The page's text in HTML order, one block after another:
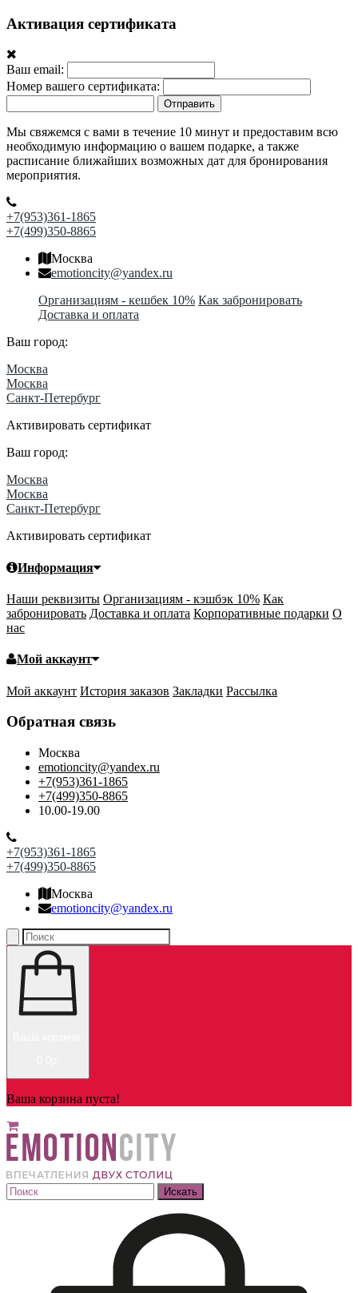
Активация сертификата
Ваш email:
Номер вашего сертификата:
Отправить
Мы свяжемся с вами в течение 10 минут и предоставим всю
необходимую информацию о вашем подарке, а также
расписание ближайших возможных дат для бронирования
мероприятия.
+7(953)361-1865
+7(499)350-8865
Москва
emotioncity@yandex.ru
Организациям - кешбек 10% Как забронировать
Доставка и оплата
Ваш город:
Москва
Москва
Санкт-Петербург
Активировать сертификат
Ваш город:
Москва
Москва
Санкт-Петербург
Активировать сертификат
Информация
Наши реквизиты Организациям - кэшбэк 10% Как
забронировать Доставка и оплата Корпоративные подарки О
нас
Мой аккаунт
Мой аккаунт История заказов Закладки Рассылка
Обратная связь
Москва
emotioncity@yandex.ru
+7(953)361-1865
+7(499)350-8865
10.00-19.00
+7(953)361-1865
+7(499)350-8865
Москва
emotioncity@yandex.ru
Ваша корзина пуста!